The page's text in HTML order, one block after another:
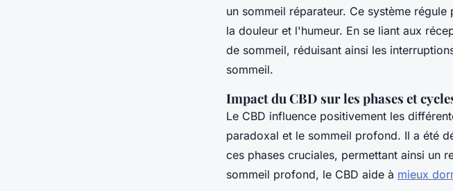
un sommeil réparateur. Ce système
la douleur et l'humeur. En se liant aux
de sommeil, réduisant ainsi les
sommeil.
Impact du CBD sur les phases et
Le CBD influence positivement les
paradoxal et le sommeil profond. Il a été
ces phases cruciales, permettant ainsi un
sommeil profond, le CBD aide à mieux